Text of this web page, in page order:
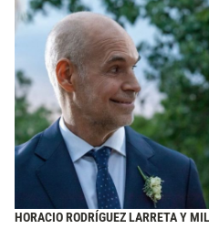
HORACIO RODRÍGUEZ LARRETA Y